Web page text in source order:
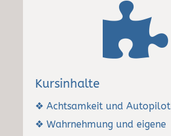

Kursinhalte
❖ Achtsamkeit und Autopilot
❖ Wahrnehmung und eigene